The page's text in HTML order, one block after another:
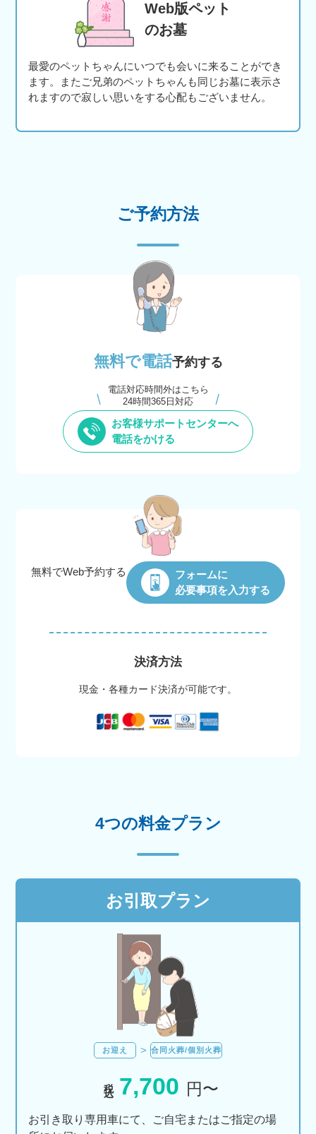
Web版ペット
のお墓
最愛のペットちゃんにいつでも会いに来ることができ
ます。またご兄弟のペットちゃんも同じお墓に表示さ
れますので寂しい思いをする心配もございません。
ご予約方法
無料で電話予約する
電話対応時間外はこちら
24時間365日対応
お客様サポートセンターへ
電話をかける
無料でWeb予約する
フォームに
必要事項を入力する
決済方法
現金・各種カード決済が可能です。
4つの料金プラン
お引取プラン
お迎え 合同火葬/個別火葬
7,700 円〜
お引き取り専用車にて、ご自宅またはご指定の場